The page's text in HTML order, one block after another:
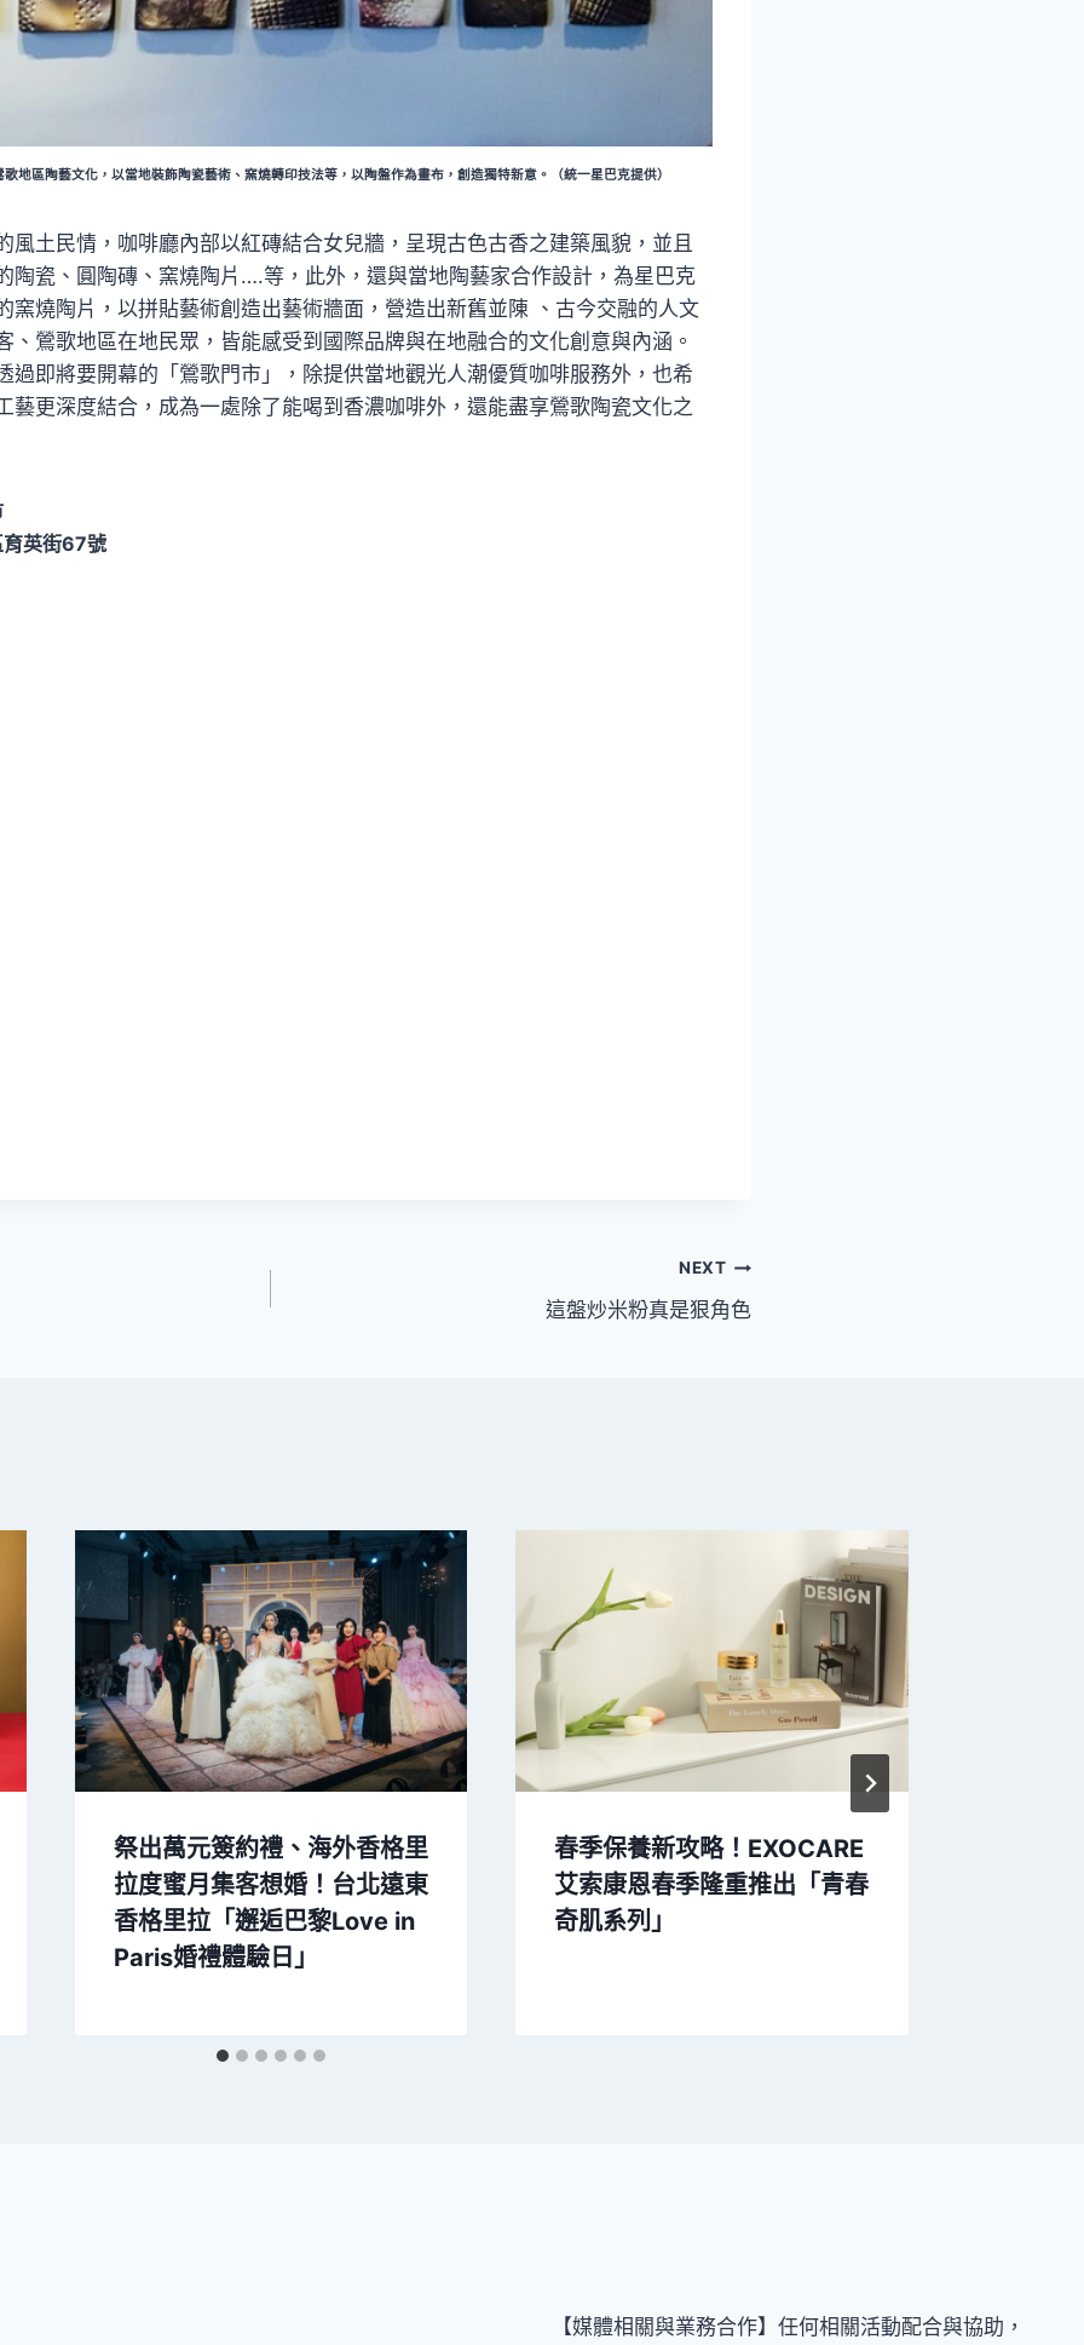
地區陶藝文化，以當地裝飾陶瓷藝術、窯燒轉印技法等，以陶盤作為畫布，創造獨特新意。（統一星巴克提供）
風土民情，咖啡廳內部以紅磚結合女兒牆，呈現古色古香之建築風貌，並且
陶瓷、圓陶磚、窯燒陶片….等，此外，還與當地陶藝家合作設計，為星巴克
窯燒陶片，以拼貼藝術創造出藝術牆面，營造出新舊並陳 、古今交融的人文
、鶯歌地區在地民眾，皆能感受到國際品牌與在地融合的文化創意與內涵。
過即將要開幕的「鶯歌門市」，除提供當地觀光人潮優質咖啡服務外，也希
藝更深度結合，成為一處除了能喝到香濃咖啡外，還能盡享鶯歌陶瓷文化之
英街67號
NEXT
這盤炒米粉真是狠角色
祭出萬元簽約禮、海外香格里
拉度蜜月集客想婚！台北遠東
香格里拉「邂逅巴黎Love in
Paris婚禮體驗日」
春季保養新攻略！EXOCARE
艾索康恩春季隆重推出「青春
奇肌系列」
【媒體相關與業務合作】任何相關活動配合與協助，